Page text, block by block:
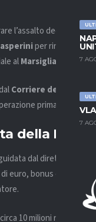
7
7
l’assalto decisivo per
per rinforzare il
alMarsiglia
Corriere dello Sport
prima del
della Roma
dal direttore
di euro, bonus
10 milioni rispetto